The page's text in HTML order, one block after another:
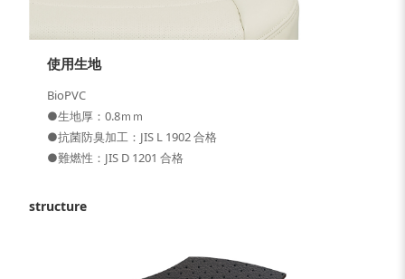
使用生地
BioPVC
●生地厚：0.8ｍｍ
●抗菌防臭加工：JIS L 1902 合格
●難燃性：JIS D 1201 合格
structure